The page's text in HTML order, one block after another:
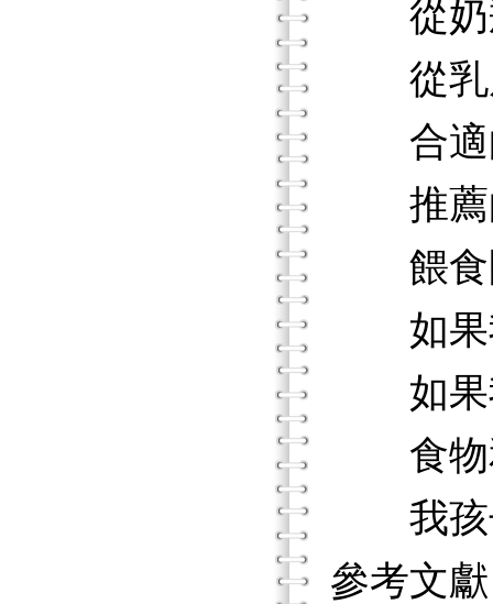
從奶
從乳
合適
推薦
餵食
如果
如果
食物
我孩
參考文獻